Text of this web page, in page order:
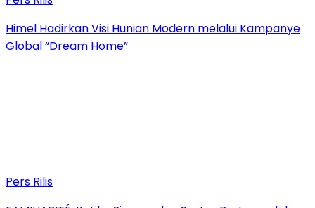
Himel Hadirkan Visi Hunian Modern melalui Kampanye
Global “Dream Home”
Pers Rilis